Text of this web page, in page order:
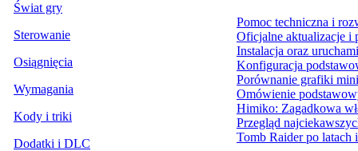
Świat gry
Sterowanie
Osiągnięcia
Wymagania
Kody i triki
Dodatki i DLC
Pomoc techniczna i
Oficjalne aktualizacje i
Instalacja oraz
Konfiguracja
Porównanie grafiki
Omówienie
Himiko: Zagadkowa
Przegląd
Tomb Raider po